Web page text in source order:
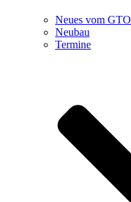
Neues vom GTO
Neubau
Termine